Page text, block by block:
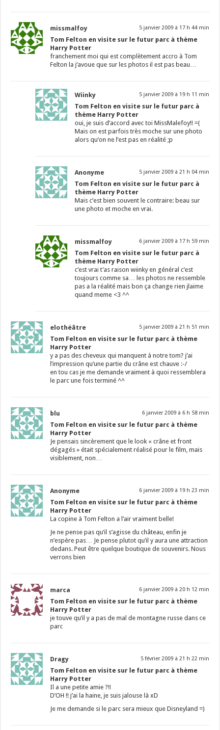
missmalfoy 5 janvier 2009 à 17 h 44 min
Tom Felton en visite sur le futur parc à thème
Harry Potter
franchement moi qui est complètement accro à Tom
Felton la j’avoue que sur les photos il est pas beau…
Wiinky 5 janvier 2009 à 19 h 11 min
Tom Felton en visite sur le futur parc à
thème Harry Potter
oui, je suis d’accord avec toi MissMalefoy!! =(
Mais on est parfois très moche sur une photo
alors qu’on ne l’est pas en réalité ;p
Anonyme 5 janvier 2009 à 21 h 04 min
Tom Felton en visite sur le futur parc à
thème Harry Potter
Mais c’est bien souvent le contraire: beau sur
une photo et moche en vrai.
missmalfoy 6 janvier 2009 à 17 h 59 min
Tom Felton en visite sur le futur parc à
thème Harry Potter
c’est vrai t’as raison wiinky en général c’est
toujours comme sa… les photos ne ressemble
pas a la réalité mais bon ça change rien jlaime
quand meme <3 ^^
elothéâtre 5 janvier 2009 à 21 h 51 min
Tom Felton en visite sur le futur parc à thème
Harry Potter
y a pas des cheveux qui manquent à notre tom? j’ai
l’impression qu’une partie du crâne est chauve :-/
en tou cas je me demande vraiment à quoi ressemblera
le parc une fois terminé ^^
blu 6 janvier 2009 à 6 h 58 min
Tom Felton en visite sur le futur parc à thème
Harry Potter
Je pensais sincèrement que le look « crâne et front
dégagés » était spécialement réalisé pour le film, mais
visiblement, non…
Anonyme 6 janvier 2009 à 19 h 23 min
Tom Felton en visite sur le futur parc à thème
Harry Potter
La copine à Tom Felton a l’air vraiment belle!
Je ne pense pas qu’il s’agisse du château, enfin je
n’espère pas… Je pense plutot qu’il y aura une attraction
dedans. Peut être quelque boutique de souvenirs. Nous
verrons bien
marca 6 janvier 2009 à 20 h 12 min
Tom Felton en visite sur le futur parc à thème
Harry Potter
je touve qu’il y a pas de mal de montagne russe dans ce
parc
Dragy 5 février 2009 à 21 h 22 min
Tom Felton en visite sur le futur parc à thème
Harry Potter
Il a une petite amie ?!!
D’OH !! j’ai la haine, je suis jalouse là xD
Je me demande si le parc sera mieux que Disneyland =)